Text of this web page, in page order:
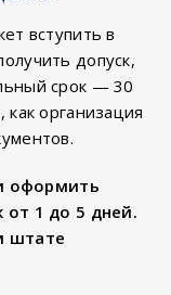
вступить в
допуск,
срок — 30
организация
оформить
от 1 до 5 дней.
штате